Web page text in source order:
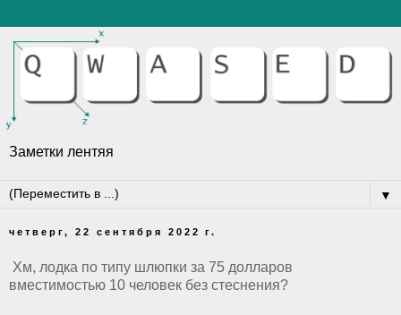
Заметки лентяя
▼
четверг, 22 сентября 2022 г.
Хм, лодка по типу шлюпки за 75 долларов
вместимостью 10 человек без стеснения?